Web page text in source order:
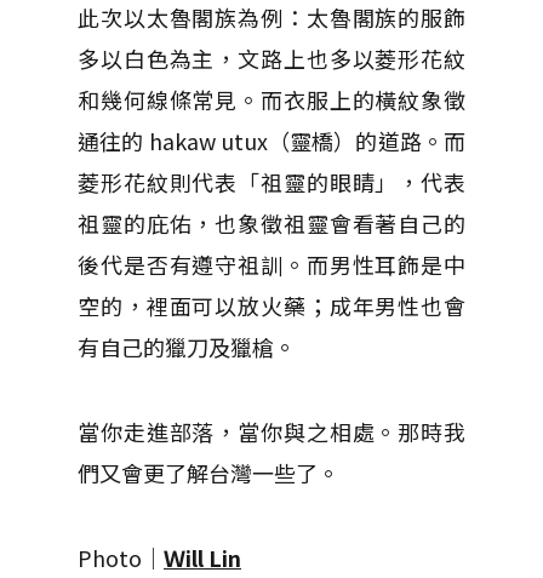
此次以太魯閣族為例：太魯閣族的服飾
多以白色為主，文路上也多以菱形花紋
和幾何線條常見。而衣服上的橫紋象徵
通往的 hakaw utux（靈橋）的道路。而
菱形花紋則代表「祖靈的眼睛」，代表
祖靈的庇佑，也象徵祖靈會看著自己的
後代是否有遵守祖訓。而男性耳飾是中
空的，裡面可以放火藥；成年男性也會
有自己的獵刀及獵槍。
當你走進部落，當你與之相處。那時我
們又會更了解台灣一些了。
Photo｜ Ｗill Lin